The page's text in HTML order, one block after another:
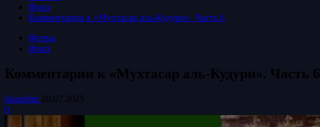
Фикх
Комментарии к «Мухтасар аль-Кудури». Часть 6
Фетвы
Фикх
Комментарии к «Мухтасар аль-Кудури». Часть 6
islamdinr 20.07.2025
0